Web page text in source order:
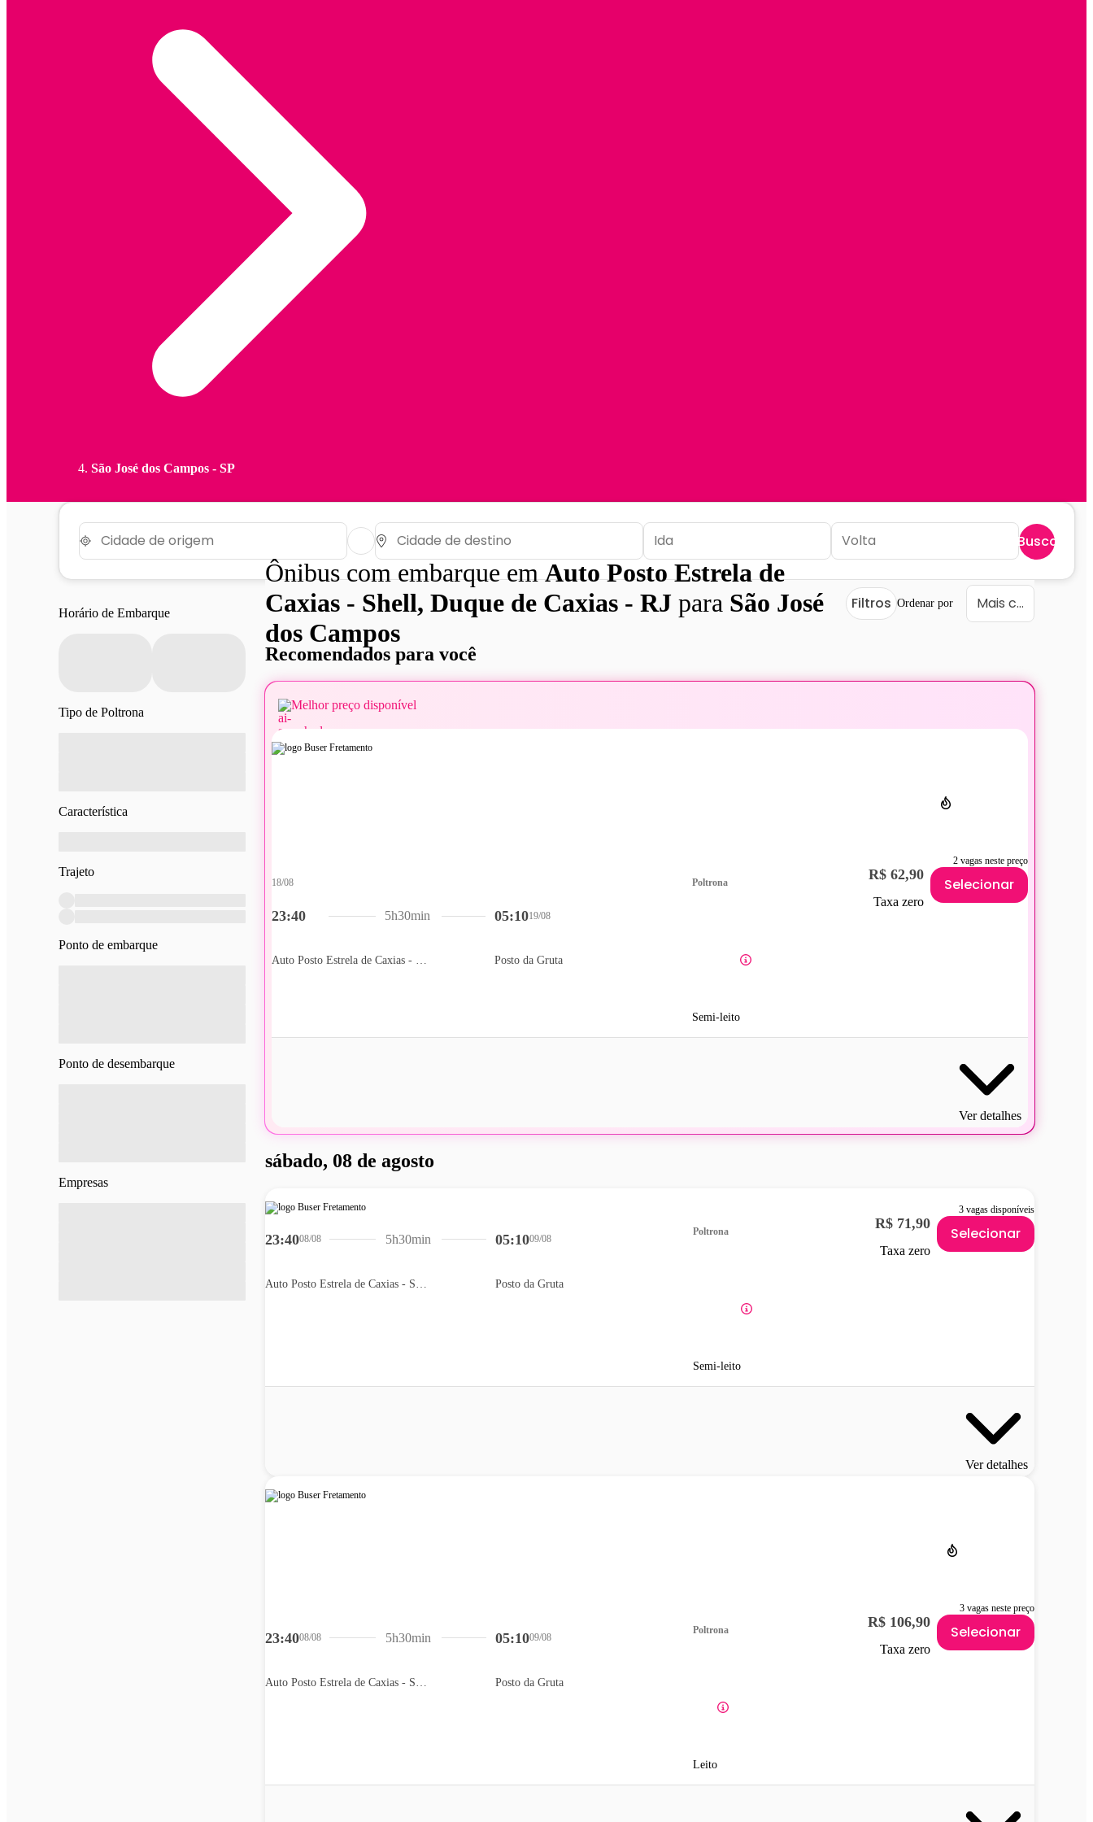
São José dos Campos - SP
Buscar
Horário de Embarque
Tipo de Poltrona
Característica
Trajeto
Ponto de embarque
Ponto de desembarque
Empresas
Ônibus com embarque emAuto Posto Estrela de
Caxias - Shell, Duque de Caxias - RJ para São José
dos Campos
Filtros Ordenar por
Recomendados para você
Melhor preço disponível
2 vagas neste preço
23:40
18/08
Auto Posto Estrela de Caxias - SHELL
05:1019/08
Posto da Gruta
5h30min
Poltrona
Semi-leito
R$ 62,90
Taxa zero
Selecionar
Ver detalhes
sábado, 08 de agosto
3 vagas disponíveis
23:4008/08 05:1009/08
Posto da Gruta
5h30min
Poltrona
Semi-leito
R$ 71,90
Taxa zero
Selecionar
Ver detalhes
3 vagas neste preço
23:4008/08 05:1009/08
Posto da Gruta
5h30min
Poltrona
Leito
R$ 106,90
Taxa zero
Selecionar